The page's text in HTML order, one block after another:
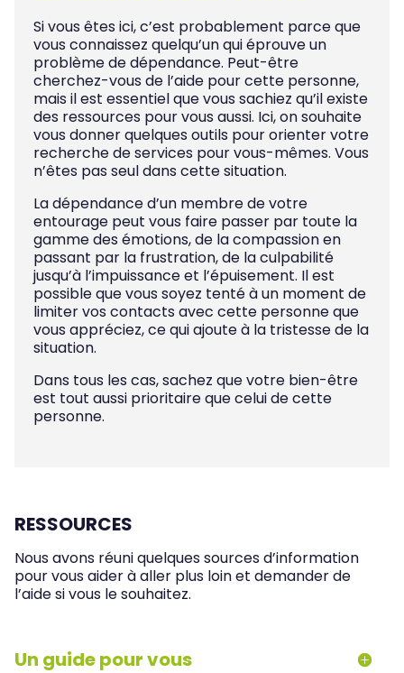
Si vous êtes ici, c’est probablement parce que
vous connaissez quelqu’un qui éprouve un
problème de dépendance. Peut-être
cherchez-vous de l’aide pour cette personne,
mais il est essentiel que vous sachiez qu’il existe
des ressources pour vous aussi. Ici, on souhaite
vous donner quelques outils pour orienter votre
recherche de services pour vous-mêmes. Vous
n’êtes pas seul dans cette situation.
La dépendance d’un membre de votre
entourage peut vous faire passer par toute la
gamme des émotions, de la compassion en
passant par la frustration, de la culpabilité
jusqu’à l’impuissance et l’épuisement. Il est
possible que vous soyez tenté à un moment de
limiter vos contacts avec cette personne que
vous appréciez, ce qui ajoute à la tristesse de la
situation.
Dans tous les cas, sachez que votre bien-être
est tout aussi prioritaire que celui de cette
personne.
RESSOURCES
Nous avons réuni quelques sources d’information
pour vous aider à aller plus loin et demander de
l’aide si vous le souhaitez.
Un guide pour vous